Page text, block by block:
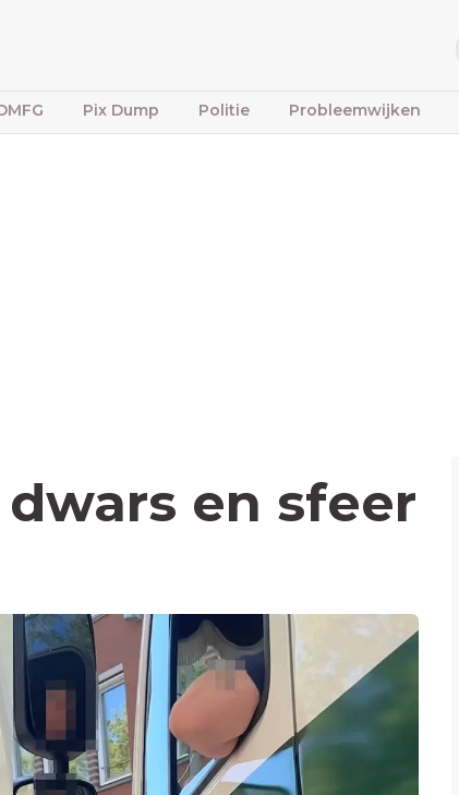
Pix Dump Politie Probleemwijken
en sfeer